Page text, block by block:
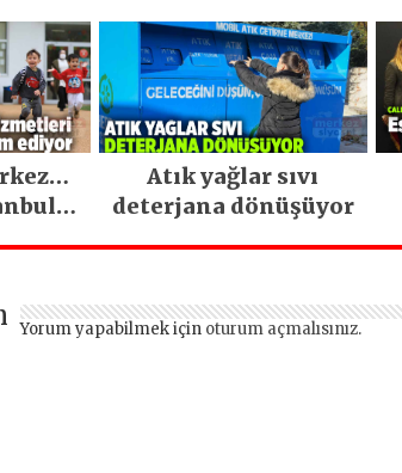
Atık yağlar sıvı
deterjana dönüşüyor
Yorum yapabilmek için oturum açmalısınız.